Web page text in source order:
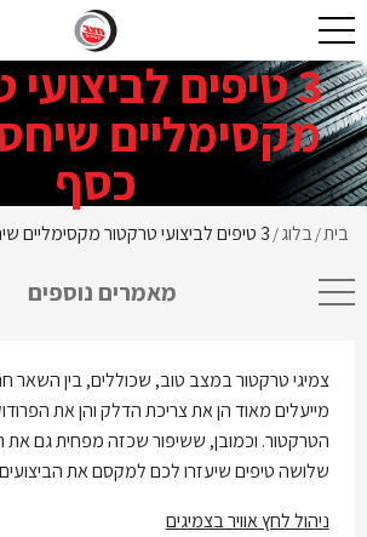
3 טיפים
מקסימליים
כסף
בית/בלוג/ 3 טיפים לביצועי טרקטור מקסימליים שיחסכו לכם כסף
מאמרים נוספים
צמיגי טרקטור במצב טוב, שכוללים, בין השאר
מייעלים מאוד הן את צריכת הדלק והן את
הטרקטור. וכמובן, ששיפור שכזה מפחית גם את
שלושה טיפים שיעזרו לכם למקסם את
ניהול לחץ אוויר בצמיגים